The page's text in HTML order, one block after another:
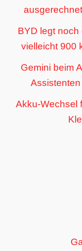
BYD legt
vielleicht 900
Gemini beim
Akku-Wechsel